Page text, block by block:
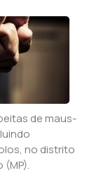
de maus-
no distrito